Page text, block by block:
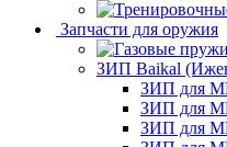
Запчасти для оружия
ЗИП Baikal
ЗИП для
ЗИП для
ЗИП для